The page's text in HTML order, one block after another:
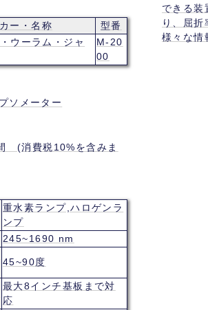
ー・名称
型番
ウーラム・ジャ
M-20
00
ソメーター
(消費税10%を含みま
重水素ランプ,ハロゲンラ
ンプ
245~1690 nm
45~90度
最大8インチ基板まで対
応
できる装
り、屈
様々な情